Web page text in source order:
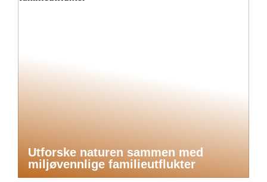
Utforske naturen sammen med
miljøvennlige familieutflukter